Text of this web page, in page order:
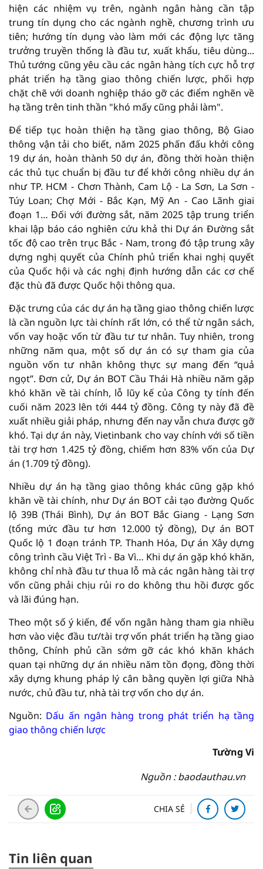
hiện các nhiệm vụ trên, ngành ngân hàng cần tập
trung tín dụng cho các ngành nghề, chương trình ưu
tiên; hướng tín dụng vào làm mới các động lực tăng
trưởng truyền thống là đầu tư, xuất khẩu, tiêu dùng...
Thủ tướng cũng yêu cầu các ngân hàng tích cực hỗ trợ
phát triển hạ tầng giao thông chiến lược, phối hợp
chặt chẽ với doanh nghiệp tháo gỡ các điểm nghẽn về
hạ tầng trên tinh thần "khó mấy cũng phải làm".
Để tiếp tục hoàn thiện hạ tầng giao thông, Bộ Giao
thông vận tải cho biết, năm 2025 phấn đấu khởi công
19 dự án, hoàn thành 50 dự án, đồng thời hoàn thiện
các thủ tục chuẩn bị đầu tư để khởi công nhiều dự án
như TP. HCM - Chơn Thành, Cam Lộ - La Sơn, La Sơn -
Túy Loan; Chợ Mới - Bắc Kạn, Mỹ An - Cao Lãnh giai
đoạn 1… Đối với đường sắt, năm 2025 tập trung triển
khai lập báo cáo nghiên cứu khả thi Dự án Đường sắt
tốc độ cao trên trục Bắc - Nam, trong đó tập trung xây
dựng nghị quyết của Chính phủ triển khai nghị quyết
của Quốc hội và các nghị định hướng dẫn các cơ chế
đặc thù đã được Quốc hội thông qua.
Đặc trưng của các dự án hạ tầng giao thông chiến lược
là cần nguồn lực tài chính rất lớn, có thể từ ngân sách,
vốn vay hoặc vốn từ đầu tư tư nhân. Tuy nhiên, trong
những năm qua, một số dự án có sự tham gia của
nguồn vốn tư nhân không thực sự mang đến “quả
ngọt”. Đơn cử, Dự án BOT Cầu Thái Hà nhiều năm gặp
khó khăn về tài chính, lỗ lũy kế của Công ty tính đến
cuối năm 2023 lên tới 444 tỷ đồng. Công ty này đã đề
xuất nhiều giải pháp, nhưng đến nay vẫn chưa được gỡ
khó. Tại dự án này, Vietinbank cho vay chính với số tiền
tài trợ hơn 1.425 tỷ đồng, chiếm hơn 83% vốn của Dự
án (1.709 tỷ đồng).
Nhiều dự án hạ tầng giao thông khác cũng gặp khó
khăn về tài chính, như Dự án BOT cải tạo đường Quốc
lộ 39B (Thái Bình), Dự án BOT Bắc Giang - Lạng Sơn
(tổng mức đầu tư hơn 12.000 tỷ đồng), Dự án BOT
Quốc lộ 1 đoạn tránh TP. Thanh Hóa, Dự án Xây dựng
công trình cầu Việt Trì - Ba Vì… Khi dự án gặp khó khăn,
không chỉ nhà đầu tư thua lỗ mà các ngân hàng tài trợ
vốn cũng phải chịu rủi ro do không thu hồi được gốc
và lãi đúng hạn.
Theo một số ý kiến, để vốn ngân hàng tham gia nhiều
hơn vào việc đầu tư/tài trợ vốn phát triển hạ tầng giao
thông, Chính phủ cần sớm gỡ các khó khăn khách
quan tại những dự án nhiều năm tồn đọng, đồng thời
xây dựng khung pháp lý cân bằng quyền lợi giữa Nhà
nước, chủ đầu tư, nhà tài trợ vốn cho dự án.
Nguồn: Dấu ấn ngân hàng trong phát triển hạ tầng
giao thông chiến lược
Tường Vi
Nguồn : baodauthau.vn
CHIA SẺ
Tin liên quan